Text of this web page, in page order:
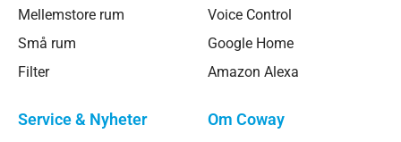
Mellemstore rum
Små rum
Filter
Voice Control
Google Home
Amazon Alexa
Service & Nyheter Om Coway